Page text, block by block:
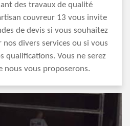
des travaux de qualité
couvreur 13 vous invite
de devis si vous souhaitez
divers services ou si vous
qualifications. Vous ne serez
nous vous proposerons.